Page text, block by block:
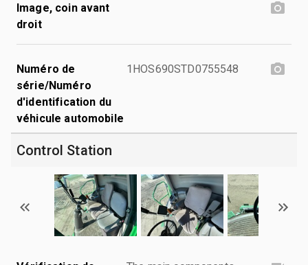
Image, coin avant
droit
Numéro de
série/Numéro
d'identification du
véhicule automobile
1HOS690STD0755548
Control Station